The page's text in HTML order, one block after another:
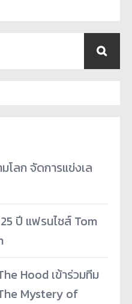
โลก จัดการแข่งเล
ปี แฟรนไชส์ Tom
Hood เข้าร่วมทีม
Mystery of